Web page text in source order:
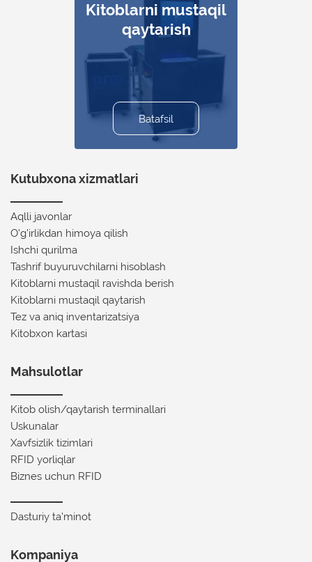
Kitoblarni mustaqil
qaytarish
Batafsil
Ishchi qurilma
Batafsil
Tashrif
buyuruvchilarni
hisoblash
Batafsil
Aqlli javonlar
Batafsil
Tez va aniq
inventarizatsiya
Batafsil
Kutubxona xizmatlari
Aqlli javonlar
O'g'irlikdan himoya qilish
Ishchi qurilma
Tashrif buyuruvchilarni hisoblash
Kitoblarni mustaqil ravishda berish
Kitoblarni mustaqil qaytarish
Tez va aniq inventarizatsiya
Kitobxon kartasi
Mahsulotlar
Kitob olish/qaytarish terminallari
Uskunalar
Xavfsizlik tizimlari
RFID yorliqlar
Biznes uchun RFID
Dasturiy ta'minot
Kompaniya